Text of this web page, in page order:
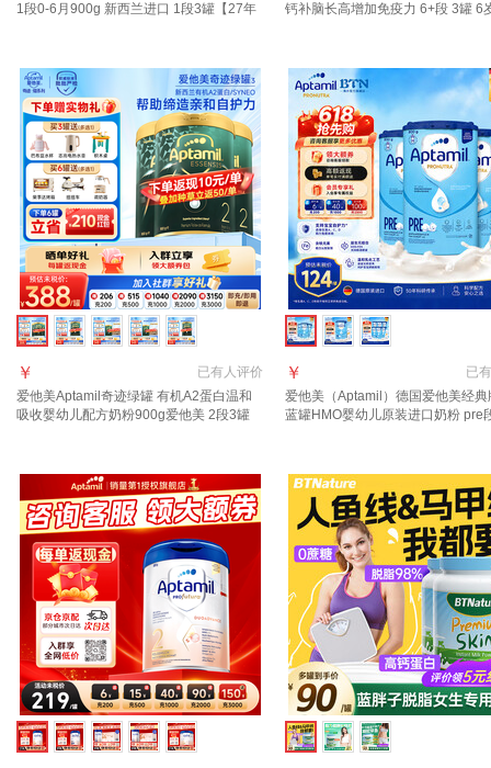
1段0-6月900g 新西兰进口 1段3罐【27年
钙补脑长高增加免疫力 6+段 3罐 6
已有人评价
￥
爱他美Aptamil奇迹绿罐 有机A2蛋白温和
吸收婴幼儿配方奶粉900g爱他美 2段3罐
已有
￥
爱他美（Aptamil）德国爱他美经典
蓝罐HMO婴幼儿原装进口奶粉 pre